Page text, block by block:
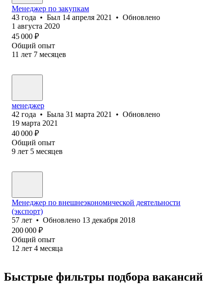
Менеджер по закупкам
43 года • Был 14 апреля 2021 • Обновлено
1 августа 2020
45 000 ₽
Общий опыт
11 лет 7 месяцев
менеджер
42 года • Была 31 марта 2021 • Обновлено
19 марта 2021
40 000 ₽
Общий опыт
9 лет 5 месяцев
Менеджер по внешнеэкономической деятельности
(экспорт)
57 лет • Обновлено 13 декабря 2018
200 000 ₽
Общий опыт
12 лет 4 месяца
Быстрые фильтры подбора вакансий